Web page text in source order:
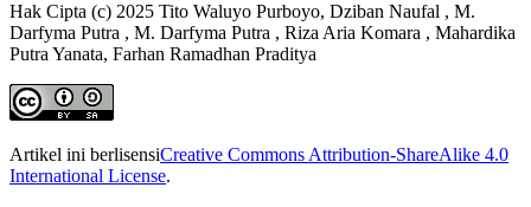
Hak Cipta (c) 2025 Tito Waluyo Purboyo, Dziban Naufal , M.
Darfyma Putra , M. Darfyma Putra , Riza Aria Komara , Mahardika
Putra Yanata, Farhan Ramadhan Praditya
Artikel ini berlisensiCreative Commons Attribution-ShareAlike 4.0
International License.